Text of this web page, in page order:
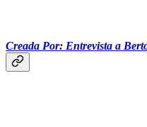
Creada Por: Entrevista a